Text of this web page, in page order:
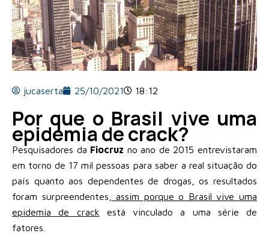
jucaserta 25/10/2021 18:12
Por que o Brasil vive uma
epidemia de crack?
Pesquisadores da Fiocruz no ano de 2015 entrevistaram
em torno de 17 mil pessoas para saber a real situação do
país quanto aos dependentes de drogas, os resultados
foram surpreendentes,
assim porque o Brasil vive uma
epidemia de crack está vinculado a uma série de
fatores.